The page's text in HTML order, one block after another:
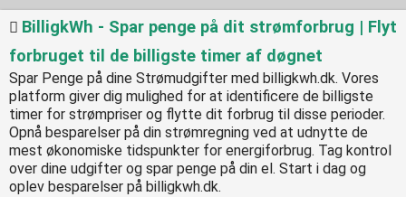
BilligkWh - Spar penge på dit strømforbrug | Flyt
forbruget til de billigste timer af døgnet
Spar Penge på dine Strømudgifter med billigkwh.dk. Vores
platform giver dig mulighed for at identificere de billigste
timer for strømpriser og flytte dit forbrug til disse perioder.
Opnå besparelser på din strømregning ved at udnytte de
mest økonomiske tidspunkter for energiforbrug. Tag kontrol
over dine udgifter og spar penge på din el. Start i dag og
oplev besparelser på billigkwh.dk.